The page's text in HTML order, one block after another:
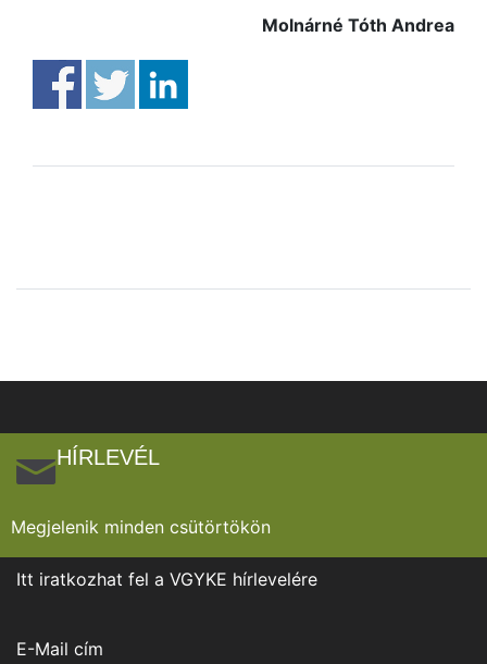
Molnárné Tóth Andrea
HÍRLEVÉL
Megjelenik minden csütörtökön
Itt iratkozhat fel a VGYKE hírlevelére
E-Mail cím